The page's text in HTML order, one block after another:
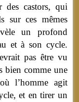
des castors, qui
sur ces mêmes
un profond
et à son cycle.
pas être vu
bien comme une
l’homme agit
et en tirer un